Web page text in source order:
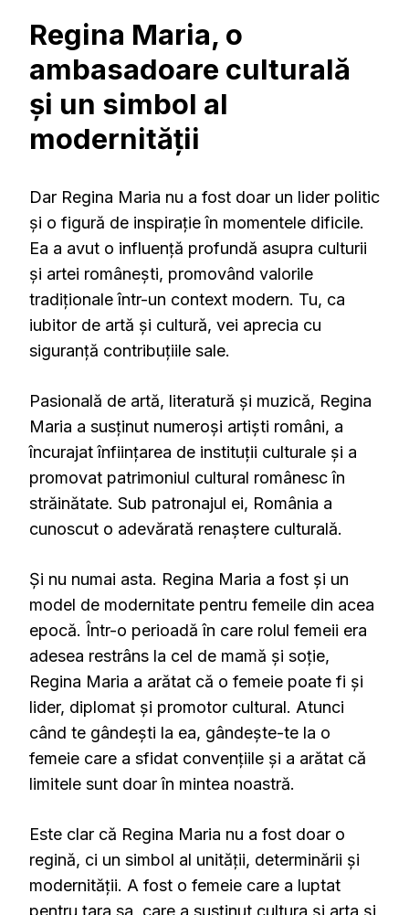
Regina Maria, o
ambasadoare culturală
și un simbol al
modernității
Dar Regina Maria nu a fost doar un lider politic
și o figură de inspirație în momentele dificile.
Ea a avut o influență profundă asupra culturii
și artei românești, promovând valorile
tradiționale într-un context modern. Tu, ca
iubitor de artă și cultură, vei aprecia cu
siguranță contribuțiile sale.
Pasională de artă, literatură și muzică, Regina
Maria a susținut numeroși artiști români, a
încurajat înființarea de instituții culturale și a
promovat patrimoniul cultural românesc în
străinătate. Sub patronajul ei, România a
cunoscut o adevărată renaștere culturală.
Și nu numai asta. Regina Maria a fost și un
model de modernitate pentru femeile din acea
epocă. Într-o perioadă în care rolul femeii era
adesea restrâns la cel de mamă și soție,
Regina Maria a arătat că o femeie poate fi și
lider, diplomat și promotor cultural. Atunci
când te gândești la ea, gândește-te la o
femeie care a sfidat convențiile și a arătat că
limitele sunt doar în mintea noastră.
Este clar că Regina Maria nu a fost doar o
regină, ci un simbol al unității, determinării și
modernității. A fost o femeie care a luptat